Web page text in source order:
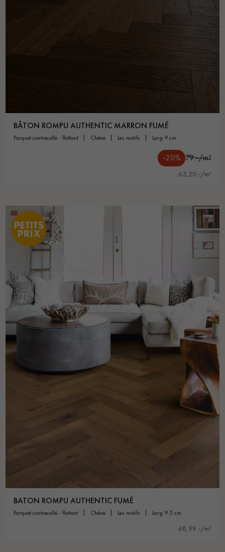
BÂTON ROMPU AUTHENTIC MARRON FUMÉ
parquet contrecollé - flottant chêne les motifs larg 9 cm
-20% 79.-/m²
63,20.-/m²
BATON ROMPU AUTHENTIC FUMÉ
parquet contrecollé - flottant chêne les motifs larg 9.5 cm
68,99.-/m²